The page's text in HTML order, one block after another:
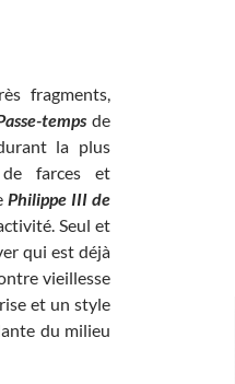
fragments,
tempsde
la plus
farces et
Philippe III de
Seul et
qui est déjà
vieillesse
et un style
du milieu